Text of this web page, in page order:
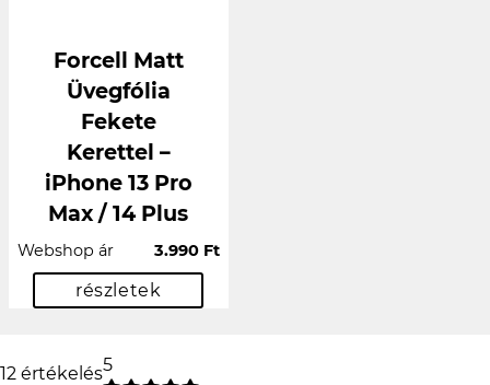
Forcell Matt
Üvegfólia
Fekete
Kerettel –
iPhone 13 Pro
Max / 14 Plus
Webshop ár 3.990 Ft
részletek
12 értékelés5